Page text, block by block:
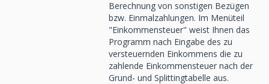
Berechnung von sonstigen Bezügen
bzw. Einmalzahlungen. Im Menüteil
"Einkommensteuer" weist Ihnen das
Programm nach Eingabe des zu
versteuernden Einkommens die zu
zahlende Einkommensteuer nach der
Grund- und Splittingtabelle aus.